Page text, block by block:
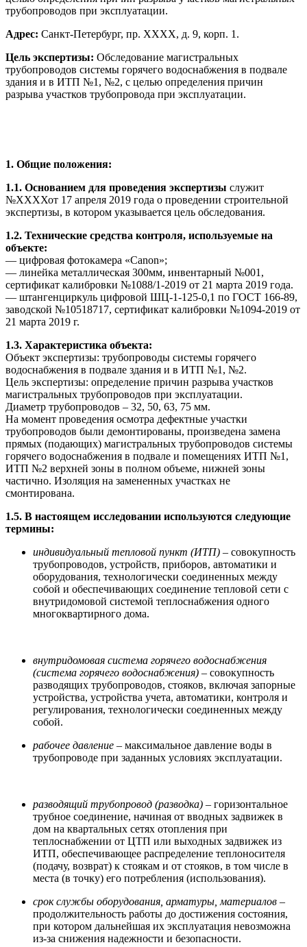
трубопроводов при эксплуатации.
Адрес: Санкт-Петербург, пр. ХХХХ, д. 9, корп. 1.
Цель экспертизы: Обследование магистральных
трубопроводов системы горячего водоснабжения в подвале
здания и в ИТП №1, №2, с целью определения причин
разрыва участков трубопровода при эксплуатации.
1. Общие положения:
1.1. Основанием для проведения экспертизы служит
№ХХХХот 17 апреля 2019 года о проведении строительной
экспертизы, в котором указывается цель обследования.
1.2. Технические средства контроля, используемые на
объекте:
— цифровая фотокамера «Canon»;
— линейка металлическая 300мм, инвентарный №001,
сертификат калибровки №1088/1-2019 от 21 марта 2019 года.
— штангенциркуль цифровой ШЦ-1-125-0,1 по ГОСТ 166-89,
заводской №10518717, сертификат калибровки №1094-2019 от
21 марта 2019 г.
1.3. Характеристика объекта:
Объект экспертизы: трубопроводы системы горячего
водоснабжения в подвале здания и в ИТП №1, №2.
Цель экспертизы: определение причин разрыва участков
магистральных трубопроводов при эксплуатации.
Диаметр трубопроводов – 32, 50, 63, 75 мм.
На момент проведения осмотра дефектные участки
трубопроводов были демонтированы, произведена замена
прямых (подающих) магистральных трубопроводов системы
горячего водоснабжения в подвале и помещениях ИТП №1,
ИТП №2 верхней зоны в полном объеме, нижней зоны
частично. Изоляция на замененных участках не
смонтирована.
1.5. В настоящем исследовании используются следующие
термины:
индивидуальный тепловой пункт (ИТП) – совокупность
трубопроводов, устройств, приборов, автоматики и
оборудования, технологически соединенных между
собой и обеспечивающих соединение тепловой сети с
внутридомовой системой теплоснабжения одного
многоквартирного дома.
внутридомовая система горячего водоснабжения
(система горячего водоснабжения) – совокупность
разводящих трубопроводов, стояков, включая запорные
устройства, устройства учета, автоматики, контроля и
регулирования, технологически соединенных между
собой.
рабочее давление – максимальное давление воды в
трубопроводе при заданных условиях эксплуатации.
разводящий трубопровод (разводка) – горизонтальное
трубное соединение, начиная от вводных задвижек в
дом на квартальных сетях отопления при
теплоснабжении от ЦТП или выходных задвижек из
ИТП, обеспечивающее распределение теплоносителя
(подачу, возврат) к стоякам и от стояков, в том числе в
места (в точку) его потребления (использования).
срок службы оборудования, арматуры, материалов –
продолжительность работы до достижения состояния,
при котором дальнейшая их эксплуатация невозможна
из-за снижения надежности и безопасности.